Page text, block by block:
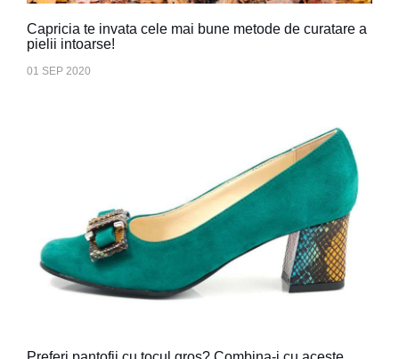
Capricia te invata cele mai bune metode de curatare a
pielii intoarse!
01 SEP 2020